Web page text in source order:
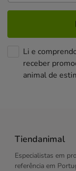
Li e
receber
animal de
Tiendanimal
Especialistas em
referência em